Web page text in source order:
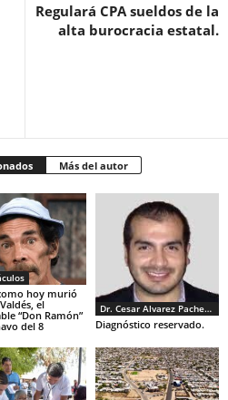
Regulará CPA sueldos de la
alta burocracia estatal.
Más del autor
hoy murió
el
“Don Ramón”
del 8
Dr. Cesar Alvarez Pacheco
Diagnóstico reservado.